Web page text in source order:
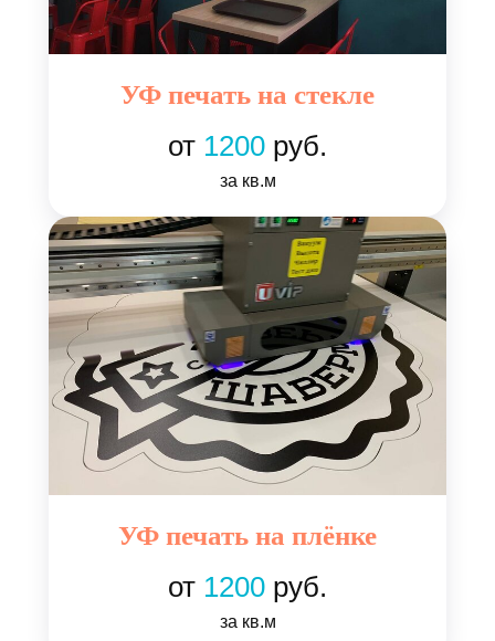
УФ печать на стекле
от 1200 руб.
за кв.м
УФ печать на плёнке
от 1200 руб.
за кв.м